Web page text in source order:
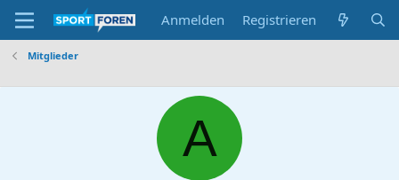
Anmelden Registrieren
Mitglieder
A